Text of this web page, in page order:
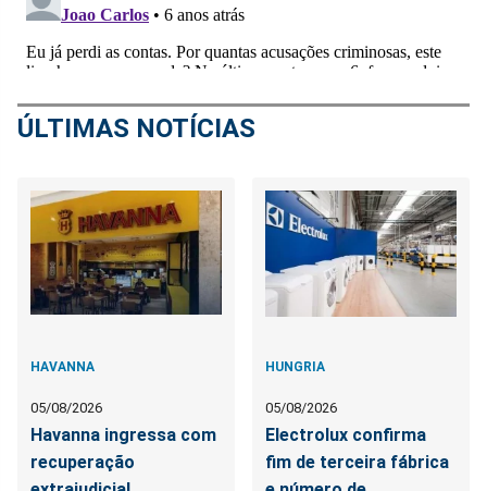
ÚLTIMAS NOTÍCIAS
HAVANNA
05/08/2026
Havanna ingressa com
recuperação
HUNGRIA
05/08/2026
Electrolux confirma
fim de terceira fábrica